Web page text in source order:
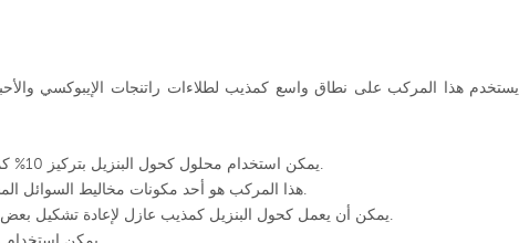
يستخدم هذا المركب على نطاق واسع كمذيب لطلاءات راتنجات الإيبوكسي